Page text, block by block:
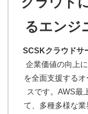
るエンジ
SCSKクラウドサ
企業価値の向上
を全面支援する
スです。AWS最
て、多種多様な